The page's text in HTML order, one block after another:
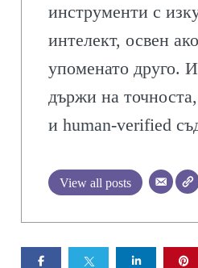
инструменти с
интелект, освен
упоменато друго.
държи на
и human-verified
View all posts